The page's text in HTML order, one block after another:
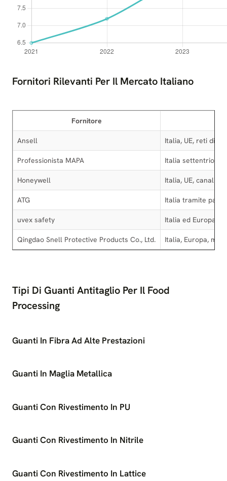
Fornitori Rilevanti Per Il Mercato Italiano
Fornitore
Ansell Italia, UE, reti
Professionista MAPA Italia
Honeywell Italia, UE, canali
ATG Italia tramite
uvex safety Italia ed Europa
Qingdao Snell Protective Products Co., Ltd. Italia, Europa,
Tipi Di Guanti Antitaglio Per Il Food
Processing
Guanti In Fibra Ad Alte Prestazioni
Guanti In Maglia Metallica
Guanti Con Rivestimento In PU
Guanti Con Rivestimento In Nitrile
Guanti Con Rivestimento In Lattice